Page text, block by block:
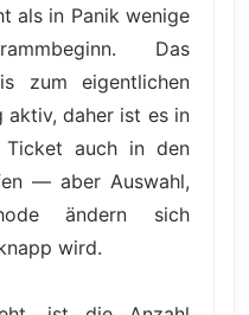
als in Panik wenige
Das
zum eigentlichen
aktiv, daher ist es in
auch in den
— aber Auswahl,
ändern sich
wird.